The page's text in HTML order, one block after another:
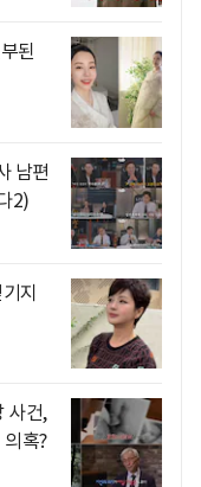
된
남편
2)
지
사건,
혹?